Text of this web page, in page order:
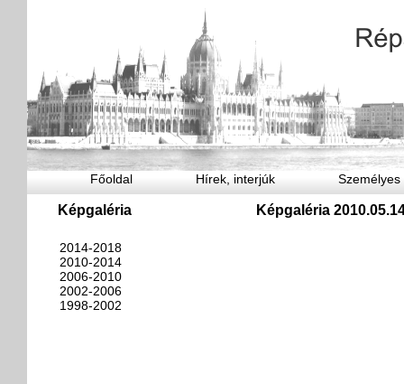
Főoldal Hírek, interjúk Személyes
Képgaléria
2014-2018
2010-2014
2006-2010
2002-2006
1998-2002
Képgaléria